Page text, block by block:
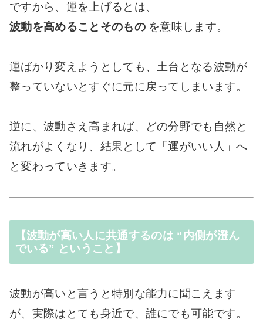
ですから、運を上げるとは、
波動を高めることそのものを意味します。
運ばかり変えようとしても、土台となる波動が
整っていないとすぐに元に戻ってしまいます。
逆に、波動さえ高まれば、どの分野でも自然と
流れがよくなり、結果として「運がいい人」へ
と変わっていきます。
【波動が高い人に共通するのは “内側が澄ん
でいる” ということ】
波動が高いと言うと特別な能力に聞こえます
が、実際はとても身近で、誰にでも可能です。